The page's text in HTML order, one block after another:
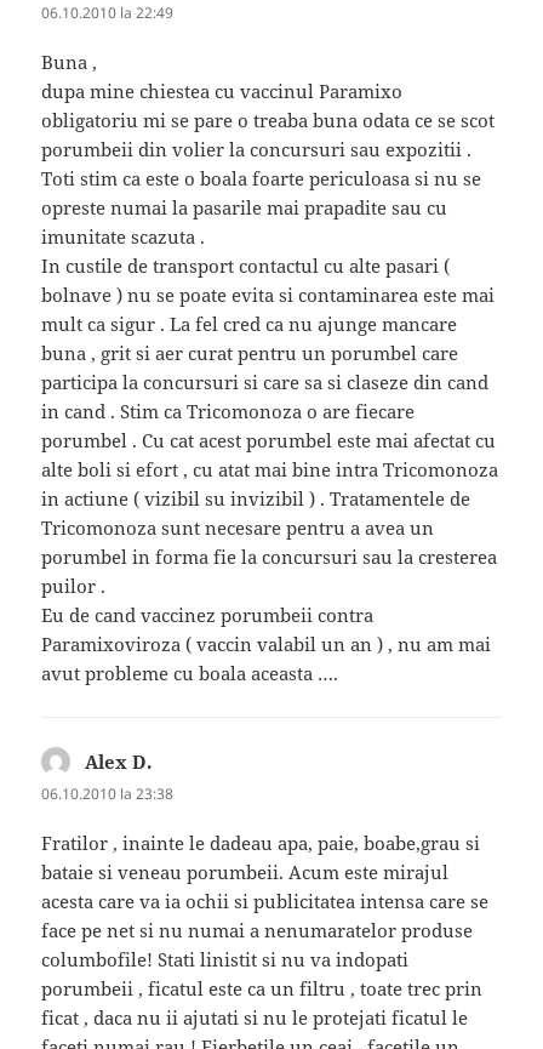
06.10.2010 la 22:49
Buna ,
dupa mine chiestea cu vaccinul Paramixo
obligatoriu mi se pare o treaba buna odata ce se scot
porumbeii din volier la concursuri sau expozitii .
Toti stim ca este o boala foarte periculoasa si nu se
opreste numai la pasarile mai prapadite sau cu
imunitate scazuta .
In custile de transport contactul cu alte pasari (
bolnave ) nu se poate evita si contaminarea este mai
mult ca sigur . La fel cred ca nu ajunge mancare
buna , grit si aer curat pentru un porumbel care
participa la concursuri si care sa si claseze din cand
in cand . Stim ca Tricomonoza o are fiecare
porumbel . Cu cat acest porumbel este mai afectat cu
alte boli si efort , cu atat mai bine intra Tricomonoza
in actiune ( vizibil su invizibil ) . Tratamentele de
Tricomonoza sunt necesare pentru a avea un
porumbel in forma fie la concursuri sau la cresterea
puilor .
Eu de cand vaccinez porumbeii contra
Paramixoviroza ( vaccin valabil un an ) , nu am mai
avut probleme cu boala aceasta ….
Alex D.
06.10.2010 la 23:38
Fratilor , inainte le dadeau apa, paie, boabe,grau si
bataie si veneau porumbeii. Acum este mirajul
acesta care va ia ochii si publicitatea intensa care se
face pe net si nu numai a nenumaratelor produse
columbofile! Stati linistit si nu va indopati
porumbeii , ficatul este ca un filtru , toate trec prin
ficat , daca nu ii ajutati si nu le protejati ficatul le